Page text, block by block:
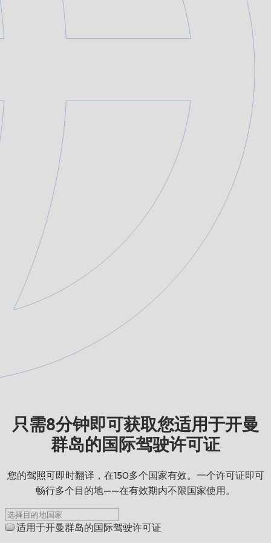
只需8分钟即可获取您适用于开曼
群岛的国际驾驶许可证
您的驾照可即时翻译，在150多个国家有效。一个许可证即可
畅行多个目的地——在有效期内不限国家使用。
适用于开曼群岛的国际驾驶许可证